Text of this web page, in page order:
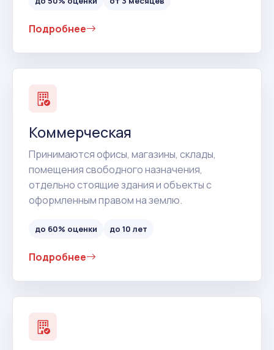
Подробнее
Коммерческая
Принимаются офисы, магазины, склады,
помещения свободного назначения,
отдельно стоящие здания и объекты с
оформленным правом на землю.
до 60% оценки до 10 лет
Подробнее